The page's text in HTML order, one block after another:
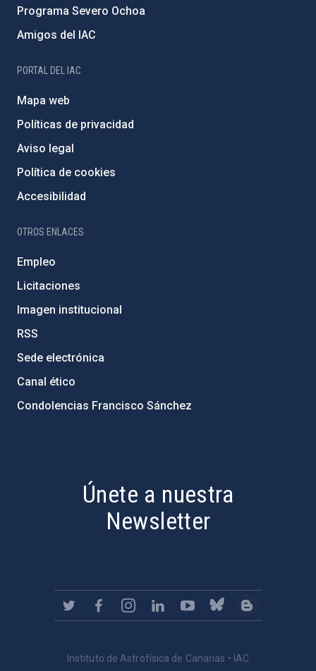
Programa Severo Ochoa
Amigos del IAC
PORTAL DEL IAC
Mapa web
Políticas de privacidad
Aviso legal
Política de cookies
Accesibilidad
OTROS ENLACES
Empleo
Licitaciones
Imagen institucional
RSS
Sede electrónica
Canal ético
Condolencias Francisco Sánchez
Únete a nuestra
Newsletter
Instituto de Astrofísica de Canarias • IAC